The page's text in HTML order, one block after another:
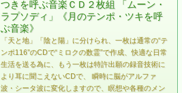
つきを呼ぶ音楽ＣＤ２枚組 「ムーン・
ラプソディ」《月のテンポ・ツキを呼
ぶ音楽》
「天と地」「陰と陽」に分けられ、一枚は通常の“テ
ンポ116”のCDで“ミロクの数霊”で作成、快適な日常
生活を送る為に、もう一枚は特許出願の録音技術に
より耳に聞こえないCDで、 瞬時に脳がアルファ
波・シータ波に変化しますので、瞑想や各種のメン